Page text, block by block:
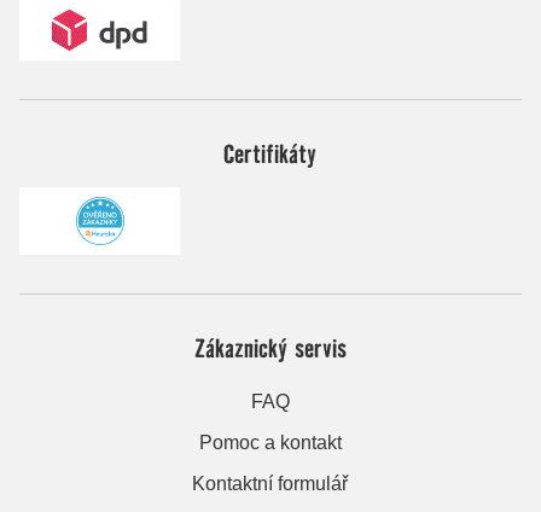
Certifikáty
Zákaznický servis
FAQ
Pomoc a kontakt
Kontaktní formulář